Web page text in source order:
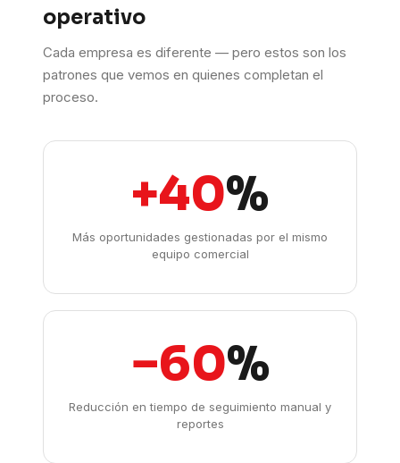
operativo
Cada empresa es diferente — pero estos son los
patrones que vemos en quienes completan el
proceso.
+40%
Más oportunidades gestionadas por el mismo
equipo comercial
−60%
Reducción en tiempo de seguimiento manual y
reportes